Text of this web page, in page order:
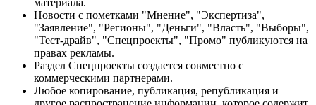
материала.
Новости с пометками "Мнение", "Экспертиза",
"Заявление", "Регионы", "Деньги", "Власть", "Выборы",
"Тест-драйв", "Спецпроекты", "Промо" публикуются на
правах рекламы.
Раздел Спецпроекты создается совместно с
коммерческими партнерами.
Любое копирование, публикация, републикация и